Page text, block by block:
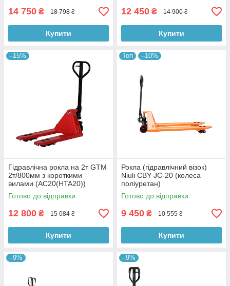
14 750 ₴ 18 798 ₴
Купити
12 450 ₴ 14 900 ₴
Купити
–15%
Гідравлічна рокла на 2т GTM
2т/800мм з короткими
вилами (AC20(HTA20))
Готово до відправки
12 800 ₴ 15 084 ₴
Купити
Топ –10%
Рокла (гідравлічний візок)
Niuli CBY JС-20 (колеса
поліуретан)
Готово до відправки
9 450 ₴ 10 555 ₴
Купити
–9% –9%